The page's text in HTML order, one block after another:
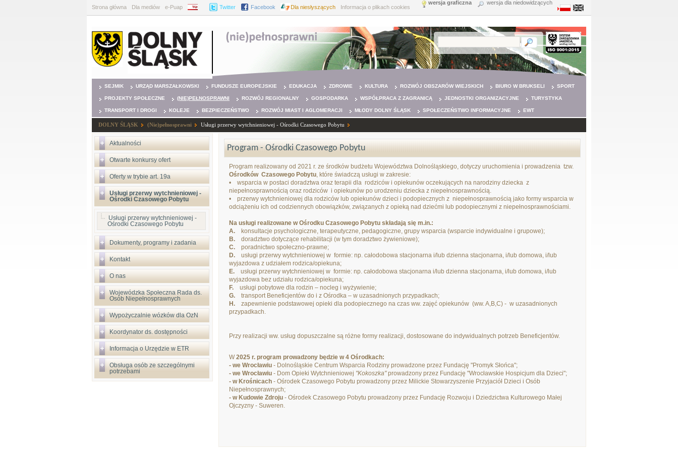
Strona główna Dla mediów e-Puap BIP Twitter Facebook Dla niesłyszących Informacja o plikach cookies
wersja graficzna wersja dla niedowidzących
SEJMIK URZĄD MARSZAŁKOWSKI FUNDUSZE EUROPEJSKIE EDUKACJA ZDROWIE KULTURA ROZWÓJ OBSZARÓW WIEJSKICH BIURO W BRUKSELI SPORT
PROJEKTY SPOŁECZNE (NIE)PEŁNOSPRAWNI ROZWÓJ REGIONALNY GOSPODARKA WSPÓŁPRACA Z ZAGRANICĄ JEDNOSTKI ORGANIZACYJNE TURYSTYKA
TRANSPORT I DROGI KOLEJE BEZPIECZEŃSTWO ROZWÓJ MIAST I AGLOMERACJI MŁODY DOLNY ŚLĄSK SPOŁECZEŃSTWO INFORMACYJNE EWT
DOLNY ŚLĄSK (Nie)pełnosprawni Usługi przerwy wytchnieniowej - Ośrodki Czasowego Pobytu
Aktualności
Otwarte konkursy ofert
Oferty w trybie art. 19a
Usługi przerwy wytchnieniowej -
Ośrodki Czasowego Pobytu
Usługi przerwy wytchnieniowej -
Ośrodki Czasowego Pobytu
Dokumenty, programy i zadania
Kontakt
O nas
Wojewódzka Społeczna Rada ds.
Osób Niepełnosprawnych
Wypożyczalnie wózków dla OzN
Koordynator ds. dostępności
Informacja o Urzędzie w ETR
Obsługa osób ze szczególnymi
potrzebami
Program - Ośrodki Czasowego Pobytu
Program realizowany od 2021 r. ze środków budżetu Województwa Dolnośląskiego, dotyczy uruchomienia i prowadzenia tzw.
Ośrodków Czasowego Pobytu, które świadczą usługi w zakresie:
• wsparcia w postaci doradztwa oraz terapii dla rodziców i opiekunów oczekujących na narodziny dziecka z
niepełnosprawnością oraz rodziców i opiekunów po urodzeniu dziecka z niepełnosprawnością.
• przerwy wytchnieniowej dla rodziców lub opiekunów dzieci i podopiecznych z niepełnosprawnością jako formy wsparcia w
odciążeniu ich od codziennych obowiązków, związanych z opieką nad dziećmi lub podopiecznymi z niepełnosprawnościami.
Na usługi realizowane w Ośrodku Czasowego Pobytu składają się m.in.:
A.
konsultacje psychologiczne, terapeutyczne, pedagogiczne, grupy wsparcia (wsparcie indywidualne i grupowe);
B. doradztwo dotyczące rehabilitacji (w tym doradztwo żywieniowe);
C.
poradnictwo społeczno-prawne;
D. usługi przerwy wytchnieniowej w formie: np. całodobowa stacjonarna i/lub dzienna stacjonarna, i/lub domowa, i/lub
wyjazdowa z udziałem rodzica/opiekuna;
E. usługi przerwy wytchnieniowej w formie: np. całodobowa stacjonarna i/lub dzienna stacjonarna, i/lub domowa, i/lub
wyjazdowa bez udziału rodzica/opiekuna;
F.
usługi pobytowe dla rodzin – nocleg i wyżywienie;
G. transport Beneficjentów do i z Ośrodka – w uzasadnionych przypadkach;
H. zapewnienie podstawowej opieki dla podopiecznego na czas ww. zajęć opiekunów (ww. A,B,C) - w uzasadnionych
przypadkach.
Przy realizacji ww. usług dopuszczalne są różne formy realizacji, dostosowane do indywidualnych potrzeb Beneficjentów.
W2025 r. program prowadzony będzie w 4 Ośrodkach:
- we Wrocławiu - Dolnośląskie Centrum Wsparcia Rodziny prowadzone przez Fundację "Promyk Słońca";
- we Wrocławiu - Dom Opieki Wytchnieniowej "Kokoszka"prowadzony przez Fundację "Wrocławskie Hospicjum dla Dzieci";
- w Krośnicach - Ośrodek Czasowego Pobytu prowadzony przez Milickie Stowarzyszenie Przyjaciół Dzieci i Osób
Niepełnosprawnych;
- w Kudowie Zdroju - Ośrodek Czasowego Pobytu prowadzony przez Fundację Rozwoju i Dziedzictwa Kulturowego Małej
Ojczyzny - Suweren.